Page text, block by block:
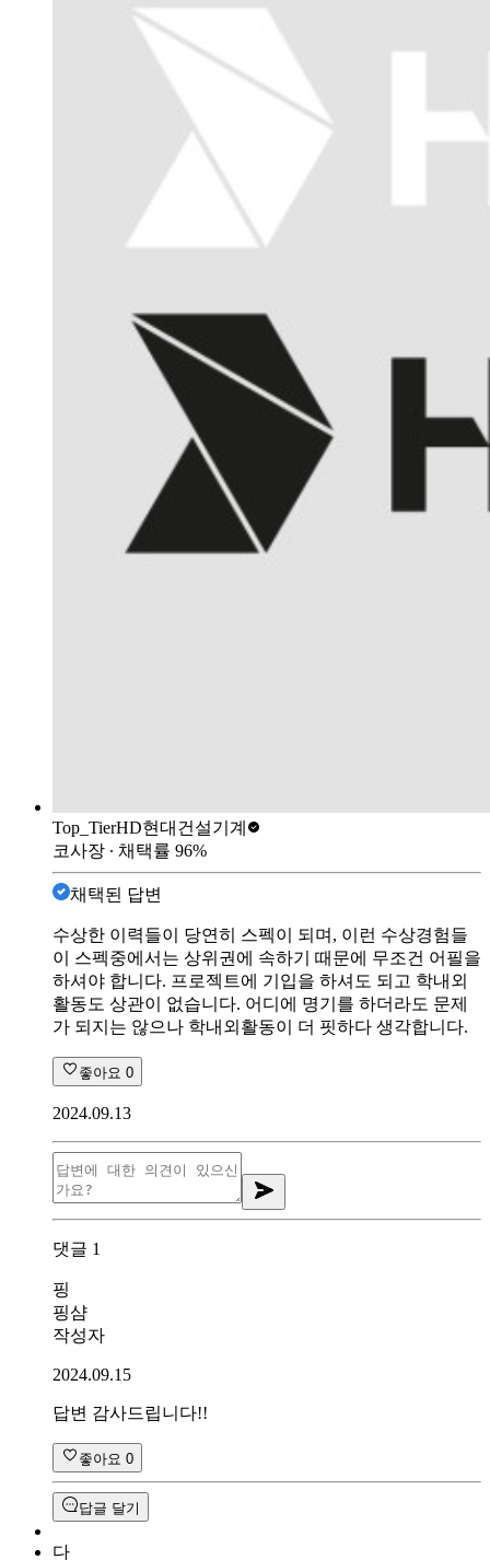
Top_TierHD현대건설기계
코사장 ∙ 채택률 96%
채택된 답변
수상한 이력들이 당연히 스펙이 되며, 이런 수상경험들
이 스펙중에서는 상위권에 속하기 때문에 무조건 어필을
하셔야 합니다. 프로젝트에 기입을 하셔도 되고 학내외
활동도 상관이 없습니다. 어디에 명기를 하더라도 문제
가 되지는 않으나 학내외활동이 더 핏하다 생각합니다.
좋아요 0
2024.09.13
댓글 1
핑
핑샴
작성자
2024.09.15
답변 감사드립니다!!
좋아요 0
답글 달기
다